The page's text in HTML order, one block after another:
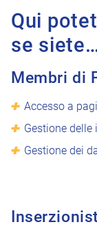
Qui
se
Membri di
Accesso a
Gestione delle
Gestione dei